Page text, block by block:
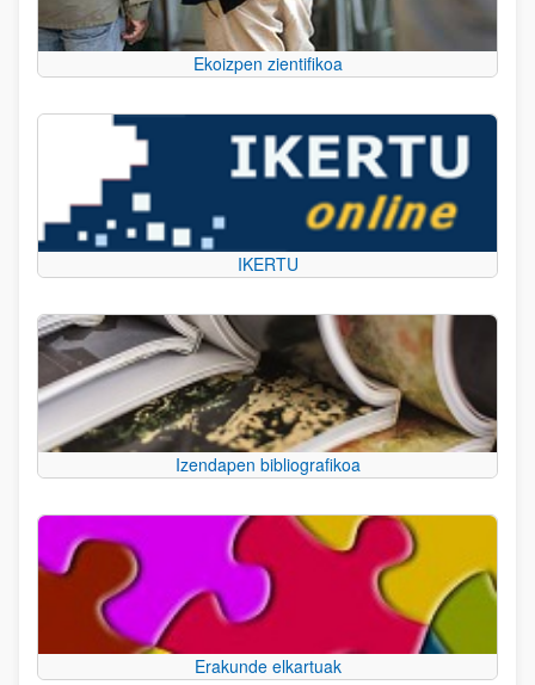
Ekoizpen zientifikoa
IKERTU
Izendapen bibliografikoa
Erakunde elkartuak